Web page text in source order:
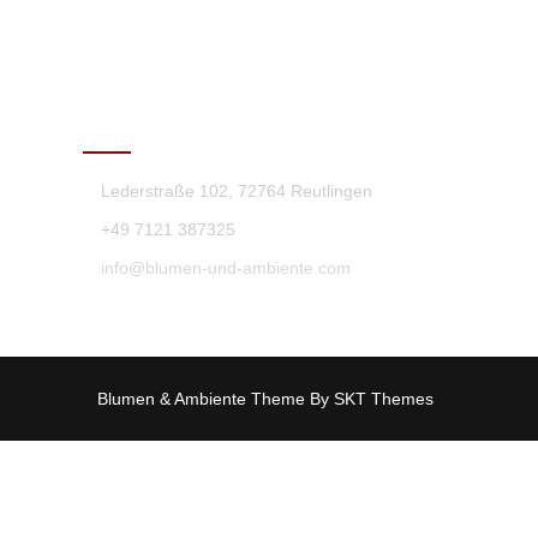
Lederstraße 102, 72764 Reutlingen
+49 7121 387325
info@blumen-und-ambiente.com
Blumen & Ambiente Theme By SKT Themes